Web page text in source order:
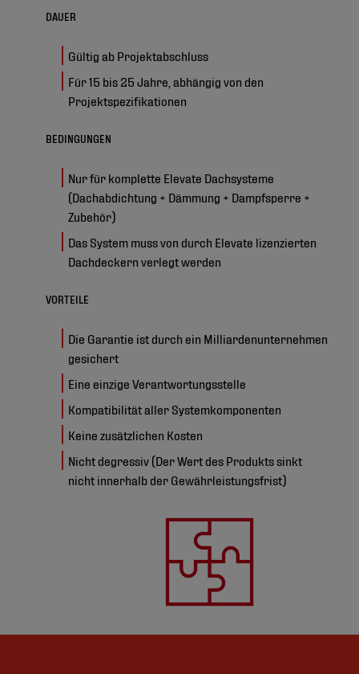
DAUER
Gültig ab Projektabschluss
Für 15 bis 25 Jahre, abhängig von den
Projektspezifikationen
BEDINGUNGEN
Nur für komplette Elevate Dachsysteme
(Dachabdichtung + Dämmung + Dampfsperre +
Zubehör)
Das System muss von durch Elevate lizenzierten
Dachdeckern verlegt werden
VORTEILE
Die Garantie ist durch ein Milliardenunternehmen
gesichert
Eine einzige Verantwortungsstelle
Kompatibilität aller Systemkomponenten
Keine zusätzlichen Kosten
Nicht degressiv (Der Wert des Produkts sinkt
nicht innerhalb der Gewährleistungsfrist)